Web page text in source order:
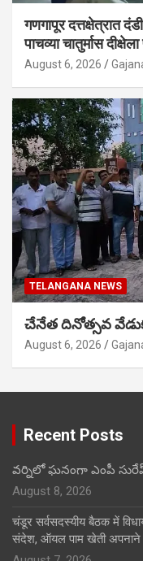
गणगापूर दत्तक्षेत्रात
पाचव्या चातुर्मास
August 6, 2026
TELANGANA NEWS
చేనేత దినోత్సవ
August 6, 2026
Recent Posts
వర్నిలో ఘనంగా ఎంపీ
August 8, 2026
चंडूर सर्वसदस्यीय बैठक में
संदेश, ऑयल पाम खेती अपनाने